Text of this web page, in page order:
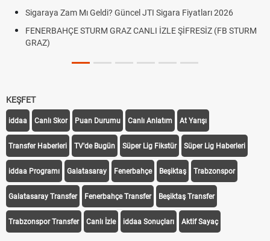
Sigaraya Zam Mı Geldi? Güncel JTI Sigara Fiyatları 2026
FENERBAHÇE STURM GRAZ CANLI İZLE ŞİFRESİZ (FB STURM
GRAZ)
KEŞFET
iddaa Canlı Skor Puan Durumu Canlı Anlatım At Yarışı
Transfer Haberleri TV'de Bugün Süper Lig Fikstür Süper Lig Haberleri
iddaa Programı Galatasaray Fenerbahçe Beşiktaş Trabzonspor
Galatasaray Transfer Fenerbahçe Transfer Beşiktaş Transfer
Trabzonspor Transfer Canlı İzle iddaa Sonuçları Aktif Sayaç